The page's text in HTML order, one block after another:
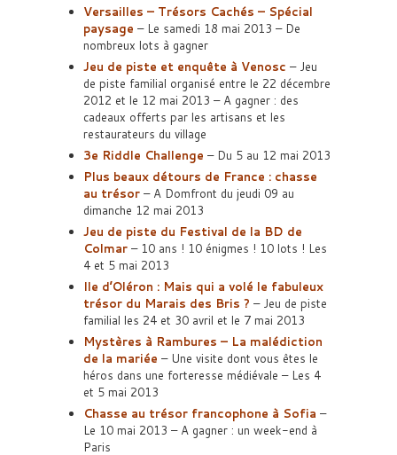
Versailles – Trésors Cachés – Spécial
paysage – Le samedi 18 mai 2013 – De
nombreux lots à gagner
Jeu de piste et enquête à Venosc – Jeu
de piste familial organisé entre le 22 décembre
2012 et le 12 mai 2013 – A gagner : des
cadeaux offerts par les artisans et les
restaurateurs du village
3e Riddle Challenge – Du 5 au 12 mai 2013
Plus beaux détours de France : chasse
au trésor – A Domfront du jeudi 09 au
dimanche 12 mai 2013
Jeu de piste du Festival de la BD de
Colmar – 10 ans ! 10 énigmes ! 10 lots ! Les
4 et 5 mai 2013
Ile d’Oléron : Mais qui a volé le fabuleux
trésor du Marais des Bris ? – Jeu de piste
familial les 24 et 30 avril et le 7 mai 2013
Mystères à Rambures – La malédiction
de la mariée – Une visite dont vous êtes le
héros dans une forteresse médiévale – Les 4
et 5 mai 2013
Chasse au trésor francophone à Sofia –
Le 10 mai 2013 – A gagner : un week-end à
Paris